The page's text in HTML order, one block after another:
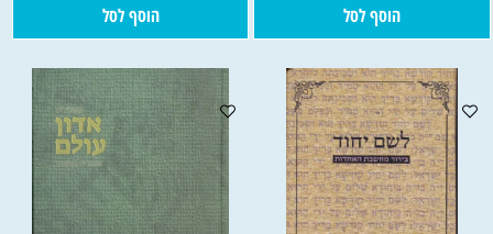
הוסף לסל הוסף לסל